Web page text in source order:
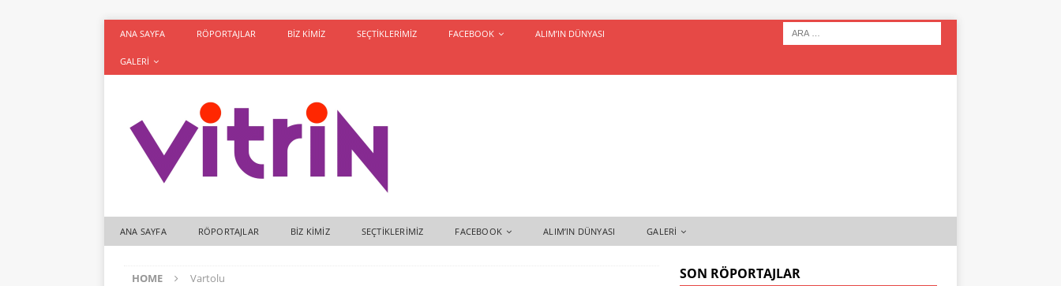
ANA SAYFA RÖPORTAJLAR BIZ KIMIZ SEÇTIKLERIMIZ FACEBOOK ALIM’IN DÜNYASI
GALERI
ANA SAYFA RÖPORTAJLAR BIZ KIMIZ SEÇTIKLERIMIZ FACEBOOK ALIM’IN DÜNYASI GALERI
HOME Vartolu SON RÖPORTAJLAR